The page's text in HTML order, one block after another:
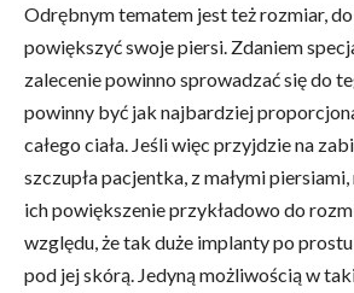
Odrębnym tematem jest też rozmiar,
powiększyć swoje piersi. Zdaniem
zalecenie powinno sprowadzać się do
powinny być jak najbardziej
całego ciała. Jeśli więc przyjdzie na
szczupła pacjentka, z małymi
ich powiększenie przykładowo do
względu, że tak duże implanty po
pod jej skórą. Jedyną możliwością w